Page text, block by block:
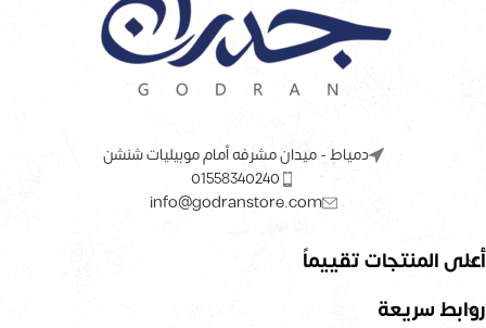
دمياط - ميدان مشرفه أمام موبيليات شنشن
01558340240
info@godranstore.com
أعلى المنتجات تقييماً
روابط سريعة